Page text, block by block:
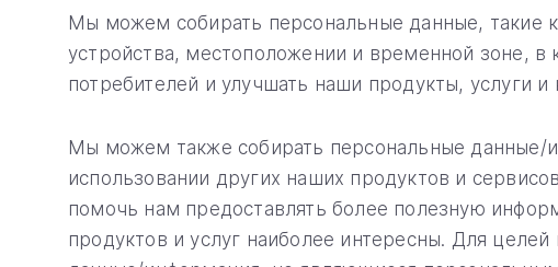
Мы можем собирать персональные данные, такие
устройства, местоположении и временной зоне, в
потребителей и улучшать наши продукты, услуги
Мы можем также собирать персональные данные/
использовании других наших продуктов и
помочь нам предоставлять более полезную
продуктов и услуг наиболее интересны. Для